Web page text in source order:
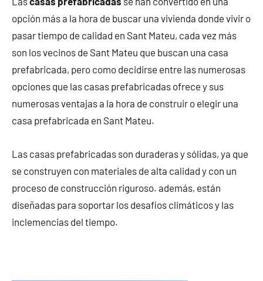
opción más a la hora de buscar una vivienda donde vivir o
pasar tiempo de calidad en Sant Mateu, cada vez más
son los vecinos de Sant Mateu que buscan una casa
prefabricada, pero como decidirse entre las numerosas
opciones que las casas prefabricadas ofrece y sus
numerosas ventajas a la hora de construir o elegir una
casa prefabricada en Sant Mateu.
Las casas prefabricadas son duraderas y sólidas, ya que
se construyen con materiales de alta calidad y con un
proceso de construcción riguroso. además, están
diseñadas para soportar los desafíos climáticos y las
inclemencias del tiempo.